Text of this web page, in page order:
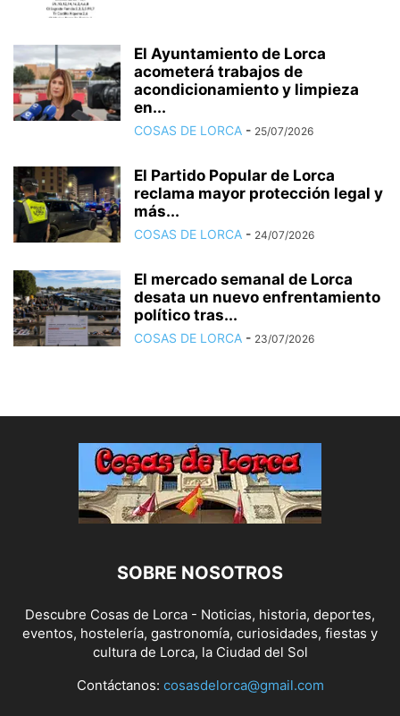
El Ayuntamiento de Lorca
acometerá trabajos de
acondicionamiento y limpieza
en...
COSAS DE LORCA - 25/07/2026
El Partido Popular de Lorca
reclama mayor protección legal y
más...
COSAS DE LORCA - 24/07/2026
El mercado semanal de Lorca
desata un nuevo enfrentamiento
político tras...
COSAS DE LORCA - 23/07/2026
SOBRE NOSOTROS
Descubre Cosas de Lorca - Noticias, historia, deportes,
eventos, hostelería, gastronomía, curiosidades, fiestas y
cultura de Lorca, la Ciudad del Sol
Contáctanos: cosasdelorca@gmail.com